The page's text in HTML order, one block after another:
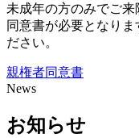
未成年の方のみでご
同意書が必要となり
ださい。
親権者同意書
News
お知らせ